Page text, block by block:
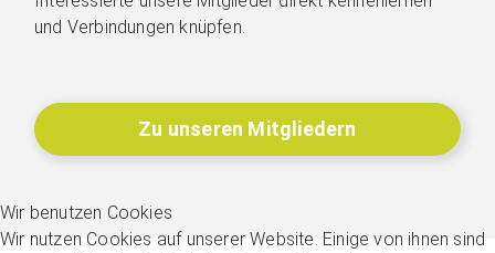
und Verbindungen knüpfen.
Zu unseren Mitgliedern
Wir benutzen Cookies
Wir nutzen Cookies auf unserer Website. Einige von ihnen sind